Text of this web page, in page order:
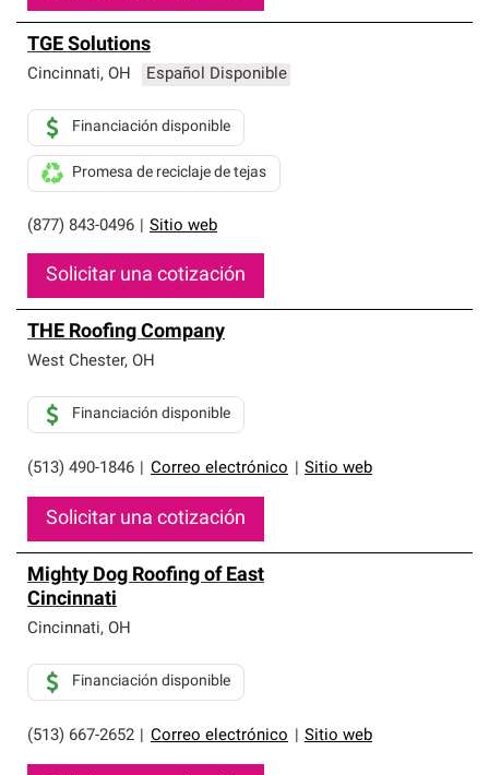
TGE Solutions
Cincinnati, OH Español Disponible
(877) 843-0496 Sitio web
Financiación disponible
Promesa de reciclaje de tejas
Solicitar una cotización
THE Roofing Company
West Chester, OH
(513) 490-1846 Correo electrónico Sitio web
Financiación disponible
Solicitar una cotización
Mighty Dog Roofing of East
Cincinnati
Cincinnati, OH
(513) 667-2652 Correo electrónico Sitio web
Financiación disponible